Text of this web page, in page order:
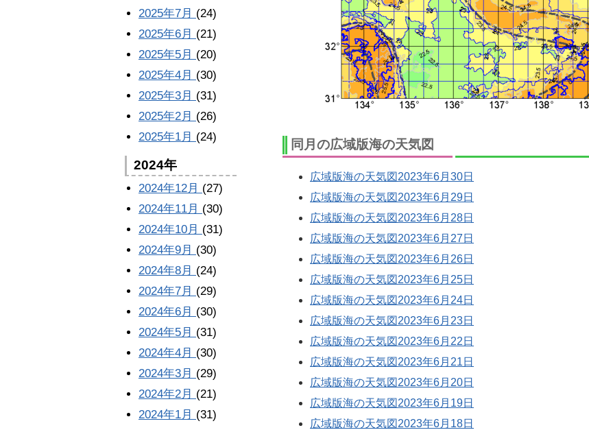
同月の広域版海の天気図
広域版海の天気図2023年6月30日
広域版海の天気図2023年6月29日
広域版海の天気図2023年6月28日
広域版海の天気図2023年6月27日
広域版海の天気図2023年6月26日
広域版海の天気図2023年6月25日
広域版海の天気図2023年6月24日
広域版海の天気図2023年6月23日
広域版海の天気図2023年6月22日
広域版海の天気図2023年6月21日
広域版海の天気図2023年6月20日
広域版海の天気図2023年6月19日
広域版海の天気図2023年6月18日
2025年7月 (24)
2025年6月 (21)
2025年5月 (20)
2025年4月 (30)
2025年3月 (31)
2025年2月 (26)
2025年1月 (24)
2024年
2024年12月 (27)
2024年11月 (30)
2024年10月 (31)
2024年9月 (30)
2024年8月 (24)
2024年7月 (29)
2024年6月 (30)
2024年5月 (31)
2024年4月 (30)
2024年3月 (29)
2024年2月 (21)
2024年1月 (31)